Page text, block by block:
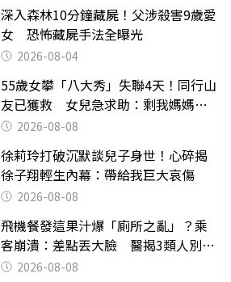
深入森林10分鐘藏屍！父涉殺害9歲愛
女 恐怖藏屍手法全曝光
2026-08-04
55歲女攀「八大秀」失聯4天！同行山
友已獲救 女兒急求助：剩我媽媽還
沒找到
2026-08-08
徐莉玲打破沉默談兒子身世！心碎揭
徐子翔輕生內幕：帶給我巨大哀傷
2026-08-08
飛機餐發這果汁爆「廁所之亂」？乘
客崩潰：差點丟大臉 醫揭3類人別亂
喝 2026-08-08